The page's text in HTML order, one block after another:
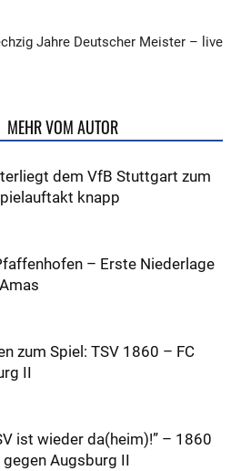
Jahre Deutscher Meister – live
MEHR VOM AUTOR
dem VfB Stuttgart zum
knapp
– Erste Niederlage
zum Spiel: TSV 1860 – FC
II
ist wieder da(heim)!” – 1860
Augsburg II